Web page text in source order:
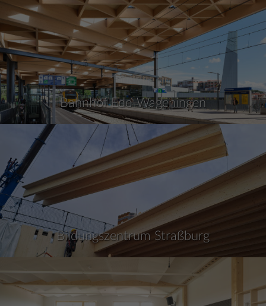
Bahnhof Ede-Wageningen
Bildungszentrum Straßburg